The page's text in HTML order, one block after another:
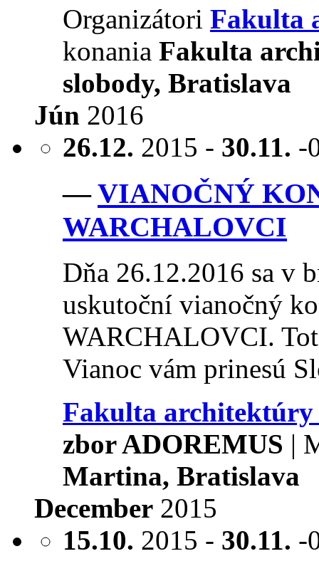
Organizátori Fakulta
konania Fakulta
slobody, Bratislava
Jún 2016
26.12. 2015 - 30.11. -
—VIANOČNÝ
WARCHALOVCI
Dňa 26.12.2016 sa v
uskutoční vianočný
WARCHALOVCI.
Vianoc vám prinesú
Fakulta architektúry
zbor ADOREMUS |
Martina, Bratislava
December 2015
15.10. 2015 - 30.11. -